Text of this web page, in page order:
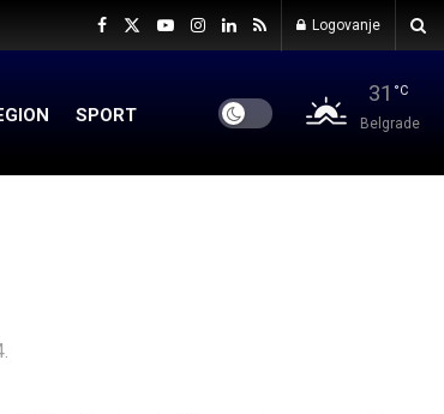
Logovanje
SPORT
31 °C
Belgrade